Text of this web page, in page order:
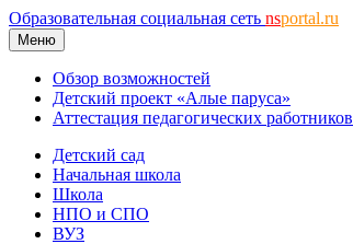
Образовательная социальная сеть nsportal.ru
Меню
Обзор возможностей
Детский проект «Алые паруса»
Аттестация педагогических работников
Детский сад
Начальная школа
Школа
НПО и СПО
ВУЗ